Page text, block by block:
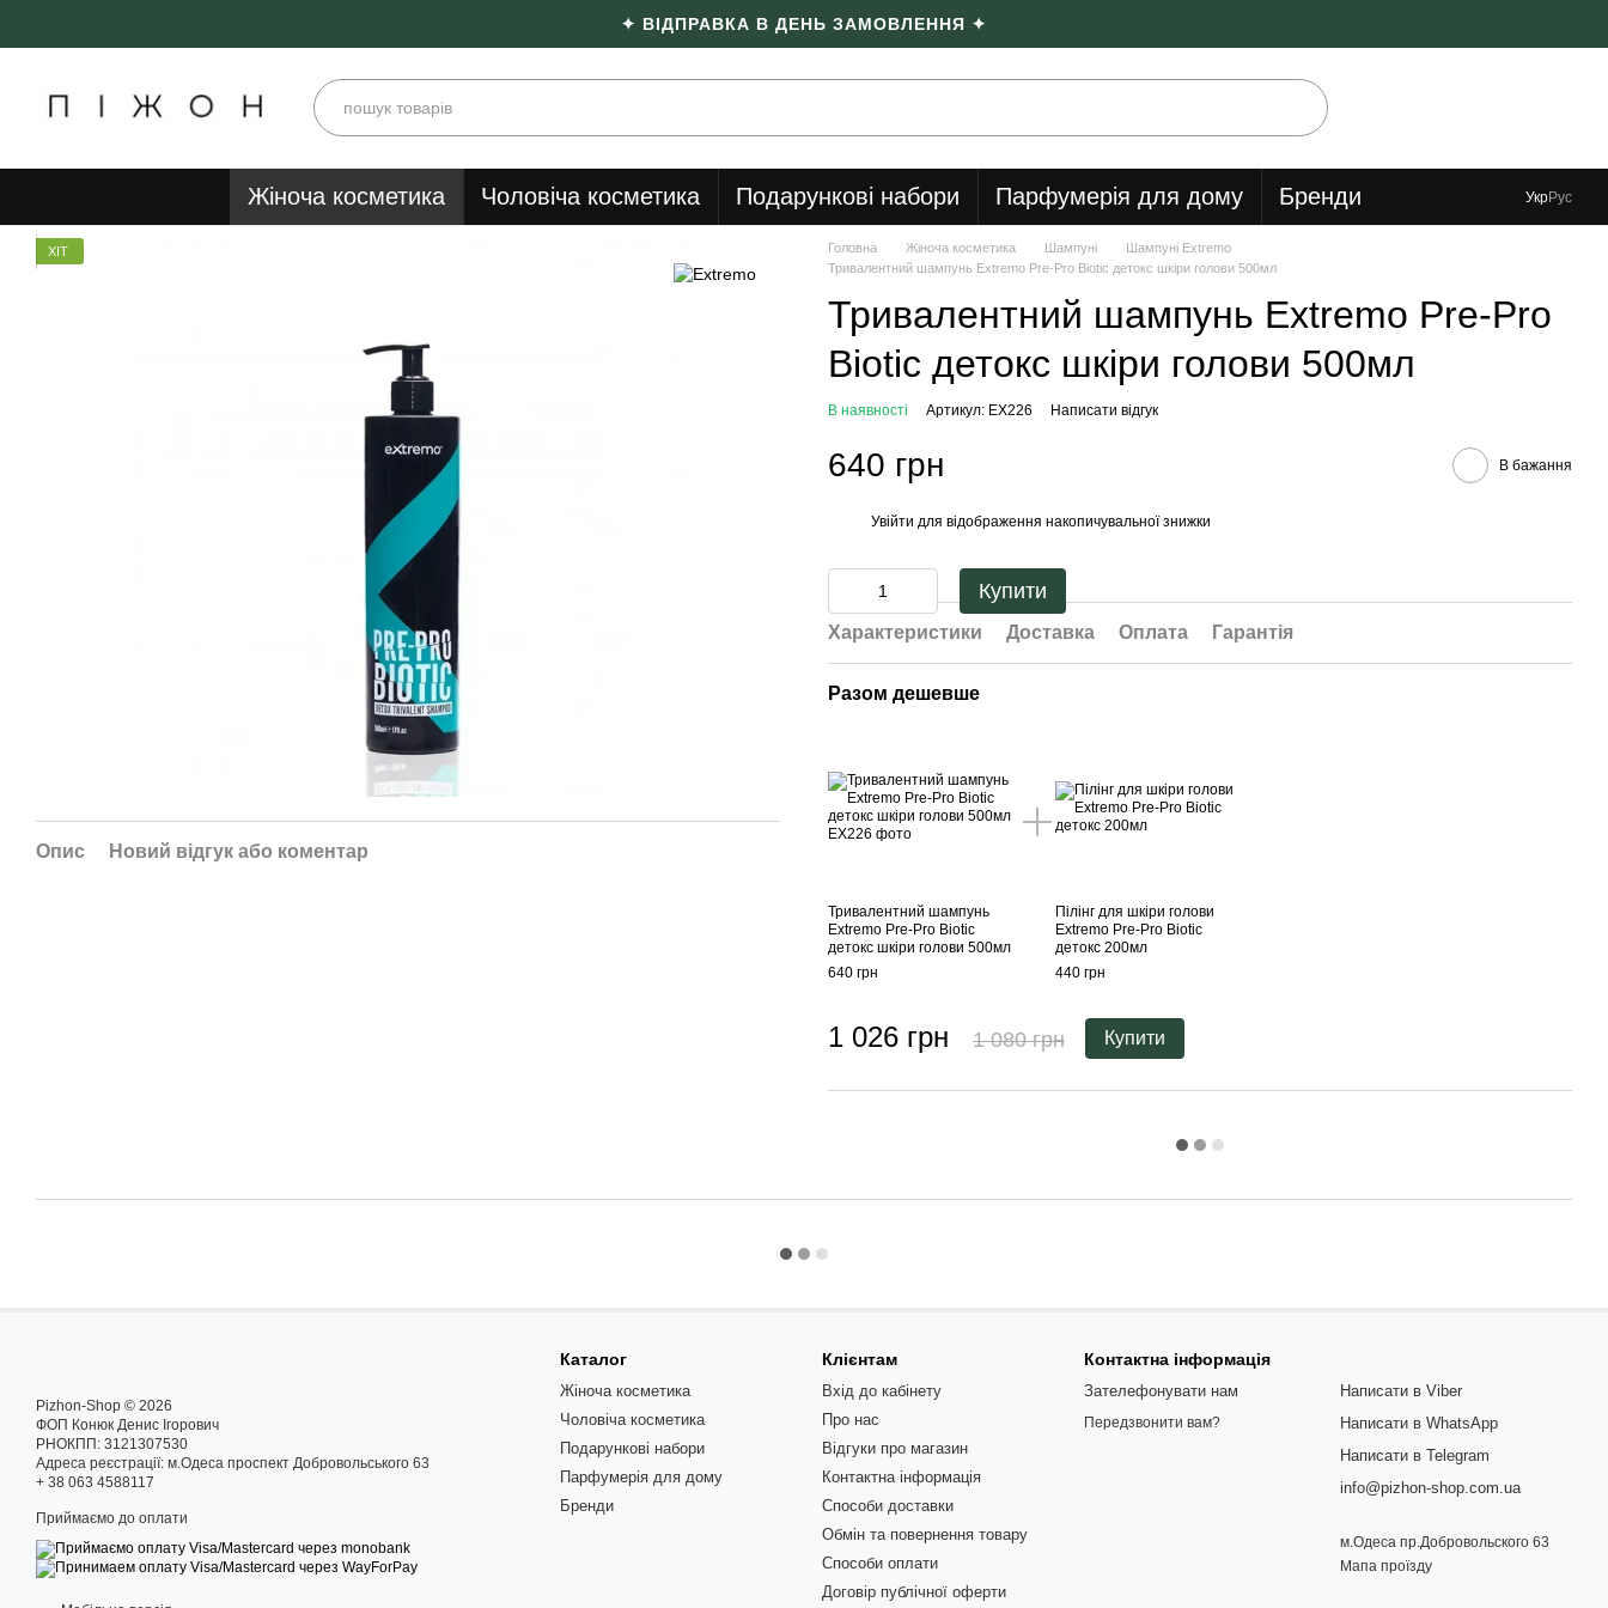
✦ ВІДПРАВКА В ДЕНЬ ЗАМОВЛЕННЯ ✦
Жіноча косметика Чоловіча косметика Подарункові набори Парфумерія для дому Бренди УкрРус
ХІТ
Опис Новий відгук або коментар
Головна Жіноча косметика Шампуні
Шампуні Extremo
Тривалентний шампунь Extremo Pre-Pro Biotic детокс шкіри голови 500мл
Тривалентний шампунь Extremo Pre-Pro
Biotic детокс шкіри голови 500мл
В наявності Артикул: EX226 Написати відгук
640 грн В бажання
Увійти для відображення накопичувальної знижки
Купити
Характеристики Доставка Оплата Гарантія
Разом дешевше
Тривалентний шампунь
Extremo Pre-Pro Biotic
детокс шкіри голови 500мл
640 грн
Пілінг для шкіри голови
Extremo Pre-Pro Biotic
детокс 200мл
440 грн
1 026 грн 1 080 грн Купити
Pizhon-Shop © 2026
ФОП Конюк Денис Ігорович
РНОКПП: 3121307530
Адреса реєстрації: м.Одеса проспект Добровольського 63
+ 38 063 4588117
Приймаємо до оплати
Каталог
Жіноча косметика
Чоловіча косметика
Подарункові набори
Парфумерія для дому
Бренди
Клієнтам
Вхід до кабінету
Про нас
Відгуки про магазин
Контактна інформація
Способи доставки
Обмін та повернення товару
Способи оплати
Договір публічної оферти
Контактна інформація
Зателефонувати нам
Передзвонити вам?
Написати в Viber
Написати в WhatsApp
Написати в Telegram
info@pizhon-shop.com.ua
м.Одеса пр.Добровольского 63
Мапа проїзду